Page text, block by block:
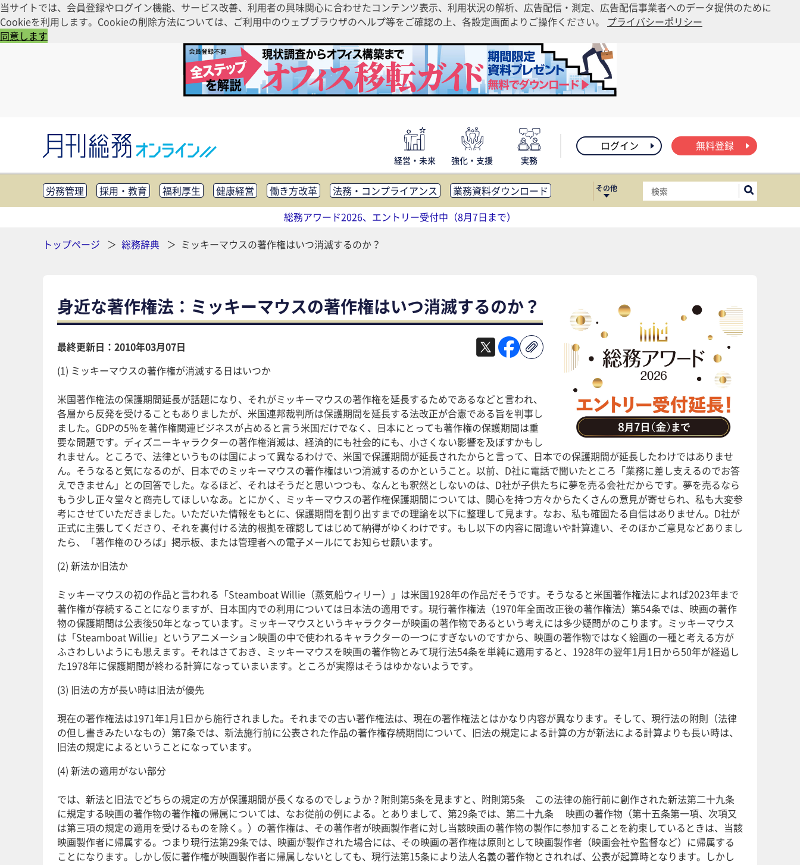
当サイトでは、会員登録やログイン機能、サービス改善、利用者の興味関心に合わせたコンテンツ表示、利用状況の解析、広告配信・測定、広告配信事業者へのデータ提供のために
Cookieを利用します。Cookieの削除方法については、ご利用中のウェブブラウザのヘルプ等をご確認の上、各設定画面よりご操作ください。 プライバシーポリシー
同意します
経営・未来 強化・支援 実務
ログイン 無料登録
労務管理 採用・教育 福利厚生 健康経営 働き方改革 法務・コンプライアンス
業務資料ダウンロード
知財管理
リスクマネジメント・BCP 社外・社内広報 社外・社内コミュニケーション活性化
FM・オフィス移転
助成金・補助金・コスト削減 アウトソーシング・BPO
調査・レポート
その他
総務アワード2026、エントリー受付中（8月7日まで）
トップページ
総務辞典 ミッキーマウスの著作権はいつ消滅するのか？
身近な著作権法：ミッキーマウスの著作権はいつ消滅するのか？
最終更新日：2010年03月07日
(1) ミッキーマウスの著作権が消滅する日はいつか
米国著作権法の保護期間延長が話題になり、それがミッキーマウスの著作権を延長するためであるなどと言われ、
各層から反発を受けることもありましたが、米国連邦裁判所は保護期間を延長する法改正が合憲である旨を判事し
ました。GDPの5％を著作権関連ビジネスが占めると言う米国だけでなく、日本にとっても著作権の保護期間は重
要な問題です。ディズニーキャラクターの著作権消滅は、経済的にも社会的にも、小さくない影響を及ぼすかもし
れません。ところで、法律というものは国によって異なるわけで、米国で保護期間が延長されたからと言って、日本での保護期間が延長したわけではありませ
ん。そうなると気になるのが、日本でのミッキーマウスの著作権はいつ消滅するのかということ。以前、D社に電話で聞いたところ「業務に差し支えるのでお答
えできません」との回答でした。なるほど、それはそうだと思いつつも、なんとも釈然としないのは、D社が子供たちに夢を売る会社だからです。夢を売るなら
もう少し正々堂々と商売してほしいなあ。とにかく、ミッキーマウスの著作権保護期間については、関心を持つ方々からたくさんの意見が寄せられ、私も大変参
考にさせていただきました。いただいた情報をもとに、保護期間を割り出すまでの理論を以下に整理して見ます。なお、私も確固たる自信はありません。D社が
正式に主張してくださり、それを裏付ける法的根拠を確認してはじめて納得がゆくわけです。もし以下の内容に間違いや計算違い、そのほかご意見などありまし
たら、「著作権のひろば」掲示板、または管理者への電子メールにてお知らせ願います。
(2) 新法か旧法か
ミッキーマウスの初の作品と言われる「Steamboat Willie（蒸気船ウィリー）」は米国1928年の作品だそうです。そうなると米国著作権法によれば2023年まで
著作権が存続することになりますが、日本国内での利用については日本法の適用です。現行著作権法（1970年全面改正後の著作権法）第54条では、映画の著作
物の保護期間は公表後50年となっています。ミッキーマウスというキャラクターが映画の著作物であるという考えには多少疑問がのこります。ミッキーマウス
は「Steamboat Willie」というアニメーション映画の中で使われるキャラクターの一つにすぎないのですから、映画の著作物ではなく絵画の一種と考える方が
ふさわしいようにも思えます。それはさておき、ミッキーマウスを映画の著作物とみて現行法54条を単純に適用すると、1928年の翌年1月1日から50年が経過し
た1978年に保護期間が終わる計算になっていまいます。ところが実際はそうはゆかないようです。
(3) 旧法の方が長い時は旧法が優先
現在の著作権法は1971年1月1日から施行されました。それまでの古い著作権法は、現在の著作権法とはかなり内容が異なります。そして、現行法の附則（法律
の但し書きみたいなもの）第7条では、新法施行前に公表された作品の著作権存続期間について、旧法の規定による計算の方が新法による計算よりも長い時は、
旧法の規定によるということになっています。
(4) 新法の適用がない部分
では、新法と旧法でどちらの規定の方が保護期間が長くなるのでしょうか？附則第5条を見ますと、附則第5条 この法律の施行前に創作された新法第二十九条
に規定する映画の著作物の著作権の帰属については、なお従前の例による。とありまして、第29条では、第二十九条 映画の著作物（第十五条第一項、次項又
は第三項の規定の適用を受けるものを除く。）の著作権は、その著作者が映画製作者に対し当該映画の著作物の製作に参加することを約束しているときは、当該
映画製作者に帰属する。つまり現行法第29条では、映画が製作された場合には、その映画の著作権は原則として映画製作者（映画会社や監督など）に帰属する
ことになります。しかし仮に著作権が映画製作者に帰属しないとしても、現行法第15条により法人名義の著作物とされれば、公表が起算時となります。しかし